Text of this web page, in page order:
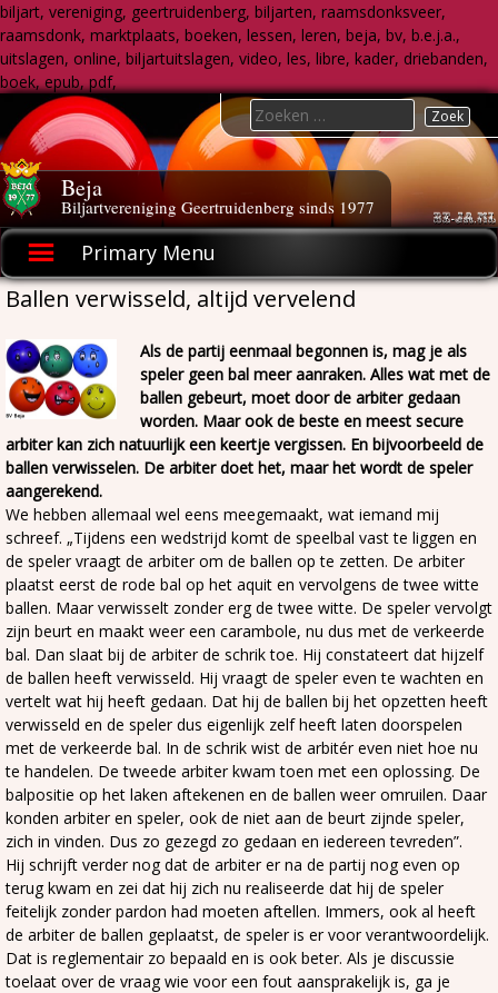
biljart, vereniging, geertruidenberg, biljarten, raamsdonksveer,
raamsdonk, marktplaats, boeken, lessen, leren, beja, bv, b.e.j.a.,
uitslagen, online, biljartuitslagen, video, les, libre, kader, driebanden,
boek, epub, pdf,
to
content
Beja
Biljartvereniging Geertruidenberg sinds 1977
Primary Menu
Search
for:
Ballen verwisseld, altijd vervelend
Als de partij eenmaal begonnen is, mag je als
speler geen bal meer aanraken. Alles wat met de
ballen gebeurt, moet door de arbiter gedaan
worden. Maar ook de beste en meest secure
arbiter kan zich natuurlijk een keertje vergissen. En bijvoorbeeld de
ballen verwisselen. De arbiter doet het, maar het wordt de speler
aangerekend.
We hebben allemaal wel eens meegemaakt, wat iemand mij
schreef. „Tijdens een wedstrijd komt de speelbal vast te liggen en
de speler vraagt de arbiter om de ballen op te zetten. De arbiter
plaatst eerst de rode bal op het aquit en vervolgens de twee witte
ballen. Maar verwisselt zonder erg de twee witte. De speler vervolgt
zijn beurt en maakt weer een carambole, nu dus met de verkeerde
bal. Dan slaat bij de arbiter de schrik toe. Hij constateert dat hijzelf
de ballen heeft verwisseld. Hij vraagt de speler even te wachten en
vertelt wat hij heeft gedaan. Dat hij de ballen bij het opzetten heeft
verwisseld en de speler dus eigenlijk zelf heeft laten doorspelen
met de verkeerde bal. In de schrik wist de arbitér even niet hoe nu
te handelen. De tweede arbiter kwam toen met een oplossing. De
balpositie op het laken aftekenen en de ballen weer omruilen. Daar
konden arbiter en speler, ook de niet aan de beurt zijnde speler,
zich in vinden. Dus zo gezegd zo gedaan en iedereen tevreden”.
Hij schrijft verder nog dat de arbiter er na de partij nog even op
terug kwam en zei dat hij zich nu realiseerde dat hij de speler
feitelijk zonder pardon had moeten aftellen. Immers, ook al heeft
de arbiter de ballen geplaatst, de speler is er voor verantwoordelijk.
Dat is reglementair zo bepaald en is ook beter. Als je discussie
toelaat over de vraag wie voor een fout aansprakelijk is, ga je